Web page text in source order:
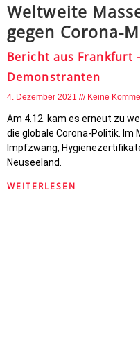
Weltweite
gegen Corona-
Bericht aus Frankfurt
Demonstranten
4. Dezember 2021 Keine
Am 4.12. kam es erneut zu
die globale Corona-Politik.
Impfzwang,
Neuseeland.
WEITERLESEN